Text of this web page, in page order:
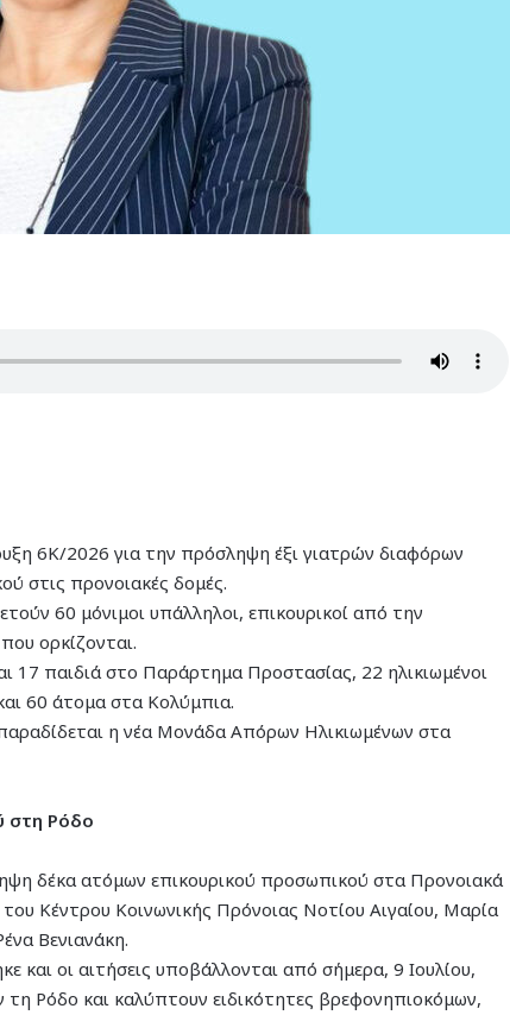
6Κ/2026 για την πρόσληψη έξι γιατρών διαφόρων
στις προνοιακές δομές.
60 μόνιμοι υπάλληλοι, επικουρικοί από την
ορκίζονται.
17 παιδιά στο Παράρτημα Προστασίας, 22 ηλικιωμένοι
60 άτομα στα Κολύμπια.
η νέα Μονάδα Απόρων Ηλικιωμένων στα
στη Ρόδο
δέκα ατόμων επικουρικού προσωπικού στα Προνοιακά
Κέντρου Κοινωνικής Πρόνοιας Νοτίου Αιγαίου, Μαρία
Βενιανάκη.
οι αιτήσεις υποβάλλονται από σήμερα, 9 Ιουλίου,
τη Ρόδο και καλύπτουν ειδικότητες βρεφονηπιοκόμων,